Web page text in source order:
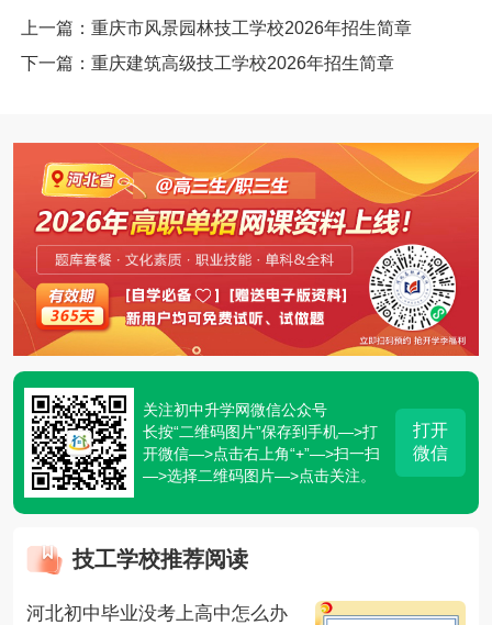
上一篇：重庆市风景园林技工学校2026年招生简章
下一篇：重庆建筑高级技工学校2026年招生简章
关注初中升学网微信公众号
长按“二维码图片”保存到手机—>打
开微信—>点击右上角“+”—>扫一扫
—>选择二维码图片—>点击关注。
打开
微信
技工学校推荐阅读
河北初中毕业没考上高中怎么办